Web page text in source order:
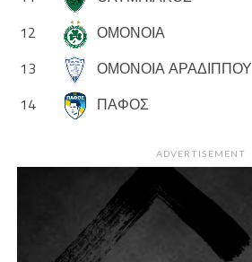
12
ΟΜΟΝΟΙΑ
13
ΟΜΟΝΟΙΑ ΑΡΑΔΙΠΠΟΥ
14
ΠΑΦΟΣ
ADVERTISEMENT